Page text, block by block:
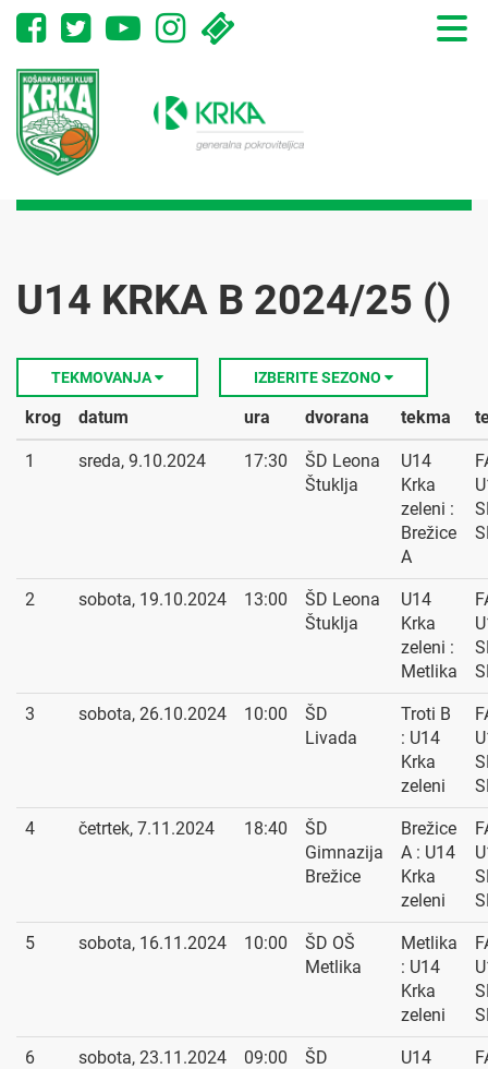
Toggle
U14 KRKA B 2024/25 ()
TEKMOVANJA IZBERITE SEZONO
krog datum ura dvorana tekma
1 sreda, 9.10.2024 17:30
ŠD Leona
Štuklja
U14
Krka
zeleni :
Brežice
A
2 sobota, 19.10.2024 13:00
ŠD Leona
Štuklja
U14
Krka
zeleni :
Metlika
3 sobota, 26.10.2024 10:00
ŠD
Livada
Troti B
: U14
Krka
zeleni
4 četrtek, 7.11.2024 18:40
ŠD
Gimnazija
Brežice
Brežice
A : U14
Krka
zeleni
5 sobota, 16.11.2024 10:00
ŠD OŠ
Metlika
Metlika
: U14
Krka
zeleni
6 sobota, 23.11.2024 09:00
ŠD
U14